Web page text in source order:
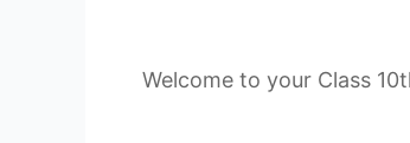
Welcome to your Class